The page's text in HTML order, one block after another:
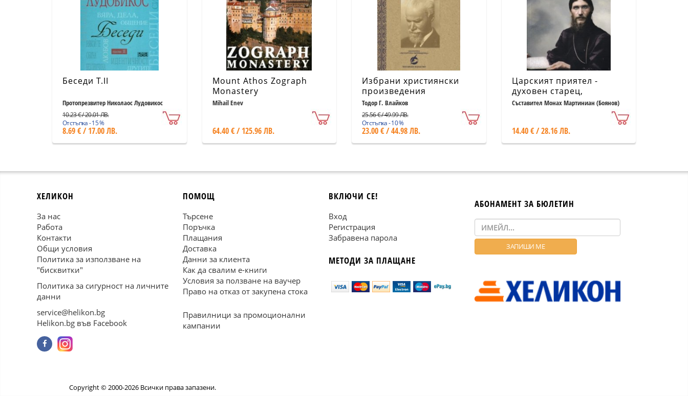
Беседи Т.II
Протопрезвитер Николаос Лудовикос
10.23 € / 20.01 ЛВ.
Отстъпка - 15 %
8.69 € / 17.00 ЛВ.
Mount Athos Zograph
Monastery
Mihail Enev
64.40 € / 125.96 ЛВ.
Избрани християнски
произведения
Тодор Г. Влайков
25.56 € / 49.99 ЛВ.
Отстъпка - 10 %
23.00 € / 44.98 ЛВ.
Царският приятел -
духовен старец,
молитвеник, чудотворец,
прозорливец и мъченик
Нови
Съставител Монах Мартиниан (Боянов)
14.40 € / 28.16 ЛВ.
ХЕЛИКОН
За нас
Работа
Контакти
Общи условия
Политика за използване на
"бисквитки"
Политика за сигурност на личните
данни
service@helikon.bg
Helikon.bg във Facebook
ПОМОЩ
Търсене
Поръчка
Плащания
Доставка
Данни за клиента
Как да свалим е-книги
Условия за ползване на ваучер
Право на отказ от закупена стока
Правилници за промоционални
кампании
ВКЛЮЧИ СЕ!
Вход
Регистрация
Забравена парола
МЕТОДИ ЗА ПЛАЩАНЕ
АБОНАМЕНТ ЗА БЮЛЕТИН
Copyright © 2000-2026 Всички права запазени.